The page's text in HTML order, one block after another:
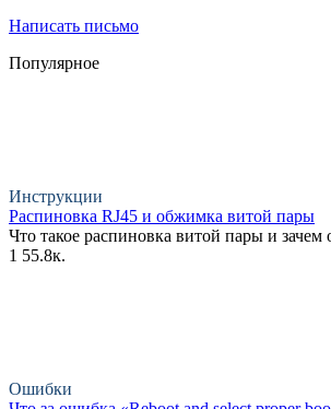
Написать письмо
Популярное
Инструкции
Распиновка RJ45 и обжимка витой пары
Что такое распиновка витой пары и
1 55.8к.
Ошибки